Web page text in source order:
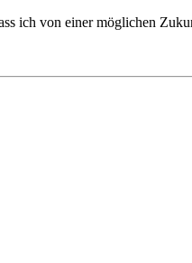
ich von einer möglichen